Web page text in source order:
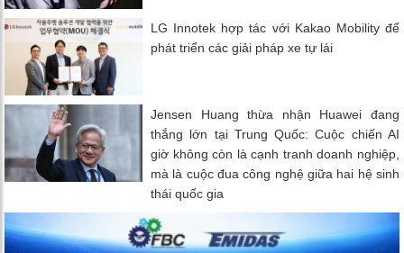
LG Innotek hợp tác với Kakao Mobility để
phát triển các giải pháp xe tự lái
Jensen Huang thừa nhận Huawei đang
thắng lớn tại Trung Quốc: Cuộc chiến AI
giờ không còn là cạnh tranh doanh nghiệp,
mà là cuộc đua công nghệ giữa hai hệ sinh
thái quốc gia